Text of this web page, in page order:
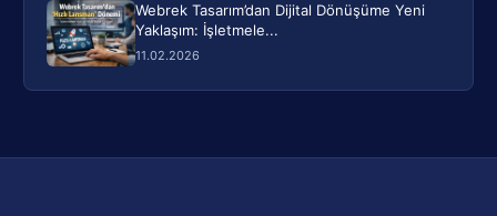
Webrek Tasarım’dan Dijital Dönüşüme Yeni
Yaklaşım: İşletmele...
11.02.2026